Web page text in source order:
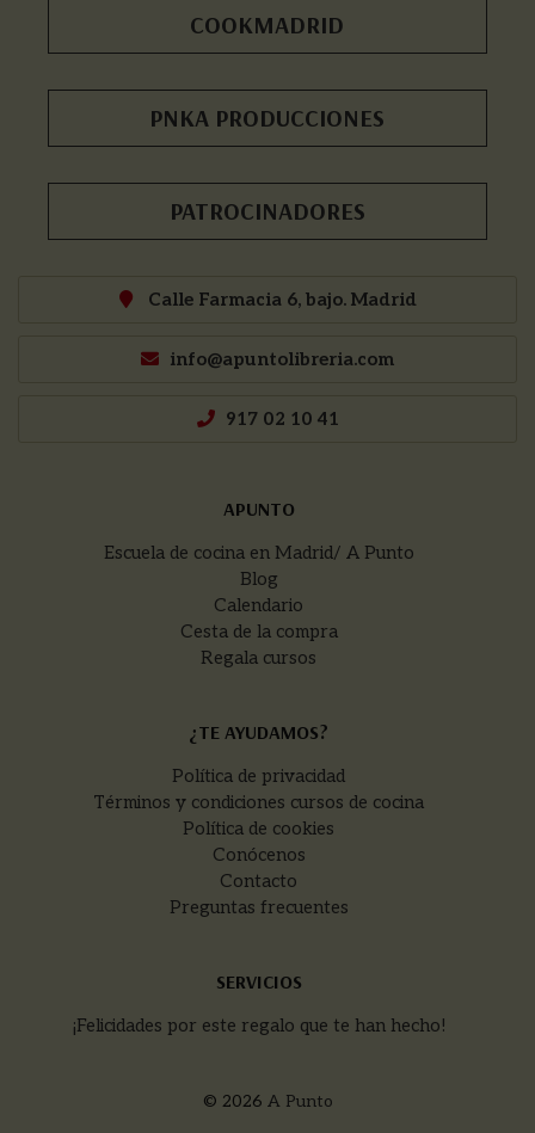
COOKMADRID
PNKA PRODUCCIONES
PATROCINADORES
Calle Farmacia 6, bajo. Madrid
info@apuntolibreria.com
917 02 10 41
APUNTO
Escuela de cocina en Madrid/ A Punto
Blog
Calendario
Cesta de la compra
Regala cursos
¿TE AYUDAMOS?
Política de privacidad
Términos y condiciones cursos de cocina
Política de cookies
Conócenos
Contacto
Preguntas frecuentes
SERVICIOS
¡Felicidades por este regalo que te han hecho!
© 2026 A Punto